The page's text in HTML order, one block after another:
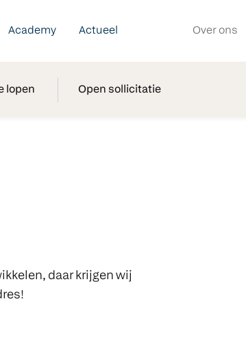
Academy Actueel Over ons
lopen Open sollicitatie
daar krijgen wij